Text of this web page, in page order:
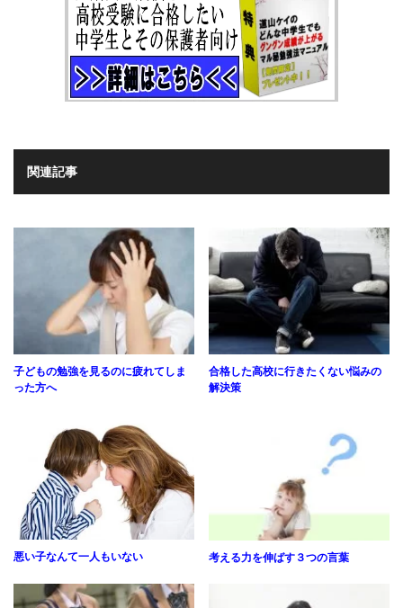
関連記事
子どもの勉強を見るのに疲れてしま
った方へ
合格した高校に行きたくない悩みの
解決策
悪い子なんて一人もいない 考える力を伸ばす３つの言葉